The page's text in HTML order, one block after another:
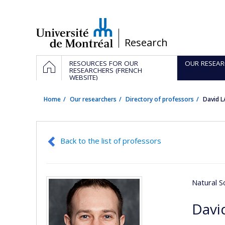
/Research
Navigation
principale
HOMERESOURCES FOR OUR
RESEARCHERS (FRENCH
WEBSITE)
OUR
Home Our researchers Directory of professors David
Back to the list of professors
Natural